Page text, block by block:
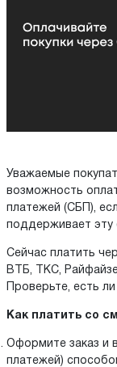
Уважаемые
возможность
платежей (СБП),
поддерживает эту
Сейчас платить
ВТБ, ТКС,
Проверьте, есть
Как платить со
Оформите заказ и
платежей)